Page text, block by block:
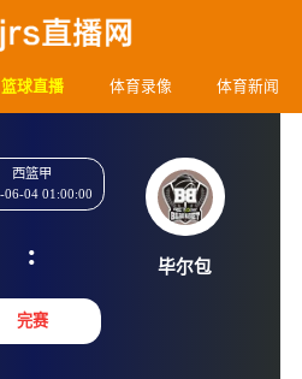
篮球直播 体育录像 体育新闻
西篮甲
2026-06-04 01:00:00
: